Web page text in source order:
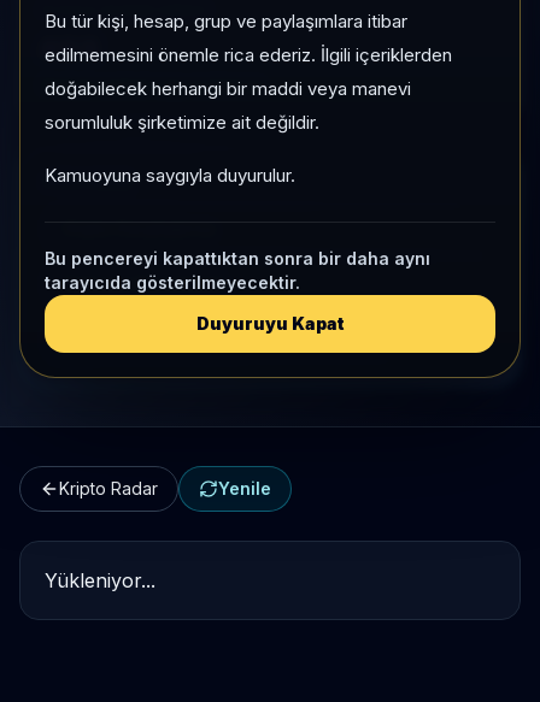
Bu tür kişi, hesap, grup ve paylaşımlara itibar
edilmemesini önemle rica ederiz. İlgili içeriklerden
doğabilecek herhangi bir maddi veya manevi
sorumluluk şirketimize ait değildir.
Kamuoyuna saygıyla duyurulur.
Bu pencereyi kapattıktan sonra bir daha aynı
tarayıcıda gösterilmeyecektir.
Duyuruyu Kapat
PIYASA DEĞERI SIRASI
#88
Global market cap sıralaması
HIZLI GEÇIŞ
Kripto Karşılaştırma
Kategori Benchmark
Kripto Radar Yenile
Yükleniyor...